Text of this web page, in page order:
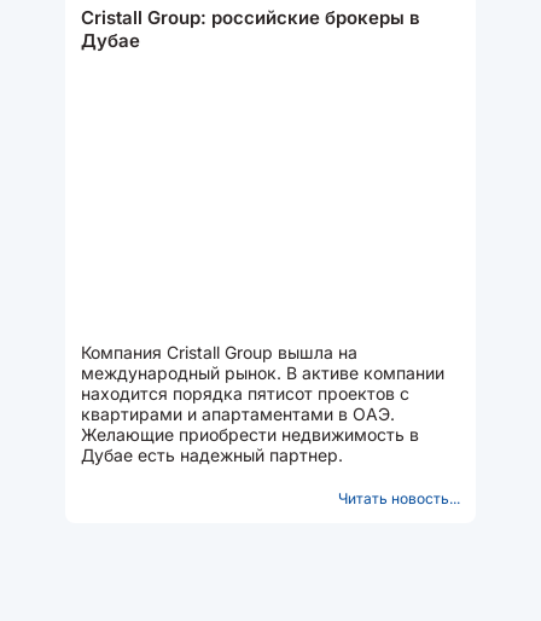
Cristall Group: российские брокеры в
Дубае
Компания Cristall Group вышла на
международный рынок. В активе компании
находится порядка пятисот проектов с
квартирами и апартаментами в ОАЭ.
Желающие приобрести недвижимость в
Дубае есть надежный партнер.
Читать новость...